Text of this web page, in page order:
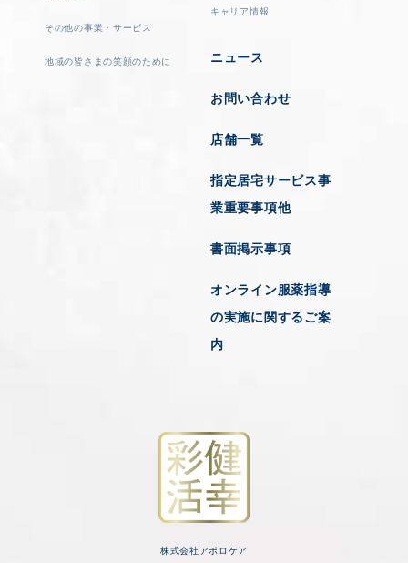
その他の事業・サービス
地域の皆さまの笑顔のために
キャリア情報
ニュース
お問い合わせ
店舗一覧
指定居宅サービス事
業重要事項他
書面掲示事項
オンライン服薬指導
の実施に関するご案
内
株式会社アポロケア